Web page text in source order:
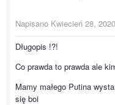
Napisano Kwiecień 28, 2020
Długopis !?!
Co prawda to prawda ale
Mamy małego Putina
się boi